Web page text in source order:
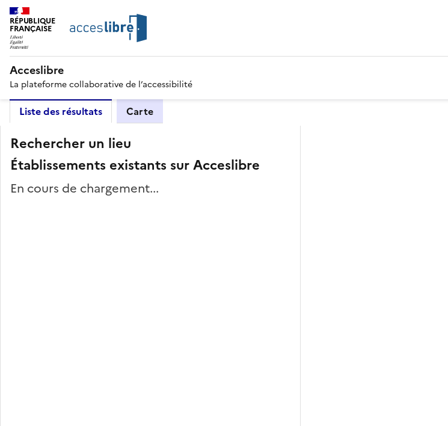
RÉPUBLIQUE
FRANÇAISE
Acceslibre
La plateforme collaborative de l’accessibilité
Liste des résultats Carte
Rechercher un lieu
Établissements existants sur Acceslibre
En cours de chargement...